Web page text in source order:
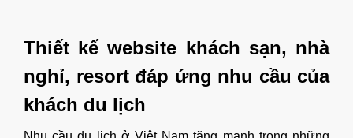
Thiết kế website khách sạn, nhà
nghỉ, resortđáp ứng nhu cầu của
khách du lịch